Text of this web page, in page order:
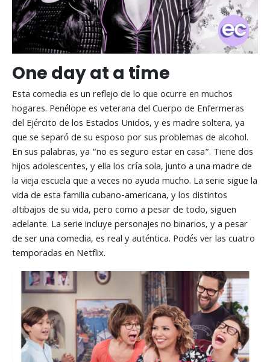
One day at a time
Esta comedia es un reflejo de lo que ocurre en muchos
hogares. Penélope es veterana del Cuerpo de Enfermeras
del Ejército de los Estados Unidos, y es madre soltera, ya
que se separó de su esposo por sus problemas de alcohol.
En sus palabras, ya “no es seguro estar en casa”. Tiene dos
hijos adolescentes, y ella los cría sola, junto a una madre de
la vieja escuela que a veces no ayuda mucho. La serie sigue la
vida de esta familia cubano-americana, y los distintos
altibajos de su vida, pero como a pesar de todo, siguen
adelante. La serie incluye personajes no binarios, y a pesar
de ser una comedia, es real y auténtica. Podés ver las cuatro
temporadas en Netflix.